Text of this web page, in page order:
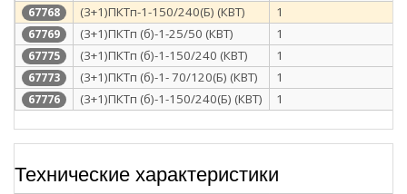
67768 (3+1)ПКТп-1-150/240(Б) (КВТ) 1
67769 (3+1)ПКТп (б)-1-25/50 (КВТ) 1
67775 (3+1)ПКТп (б)-1-150/240 (КВТ) 1
67773 (3+1)ПКТп (б)-1- 70/120(Б) (КВТ) 1
67776 (3+1)ПКТп (б)-1-150/240(Б) (КВТ) 1
Технические характеристики